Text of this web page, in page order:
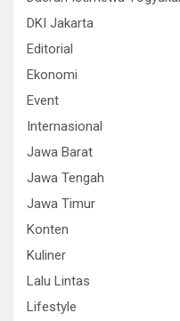
DKI Jakarta
Editorial
Ekonomi
Event
Internasional
Jawa Barat
Jawa Tengah
Jawa Timur
Konten
Kuliner
Lalu Lintas
Lifestyle